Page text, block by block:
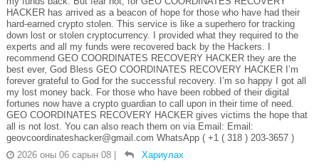
HACKER has arrived as a beacon of hope for those who have had their
hard-earned crypto stolen. This service is like a superhero for tracking
down lost or stolen cryptocurrency. I provided what they required to the
experts and all my funds were recovered back by the Hackers. I
recommend GEO COORDINATES RECOVERY HACKER they are the
best ever, God Bless GEO COORDINATES RECOVERY HACKER I’m
forever grateful to God for the successful recovery. I’m so happy I got all
my lost money back. For those who have been robbed of their digital
fortunes now have a crypto guardian to call upon in their time of need.
GEO COORDINATES RECOVERY HACKER gives victims the hope that
all is not lost. You can also reach them on via Email: Email:
geovcoordinateshacker@gmail.com WhatsApp ( +1 ( 318 ) 203-3657 )
2026 оны 06 сарын 08
Хариулах